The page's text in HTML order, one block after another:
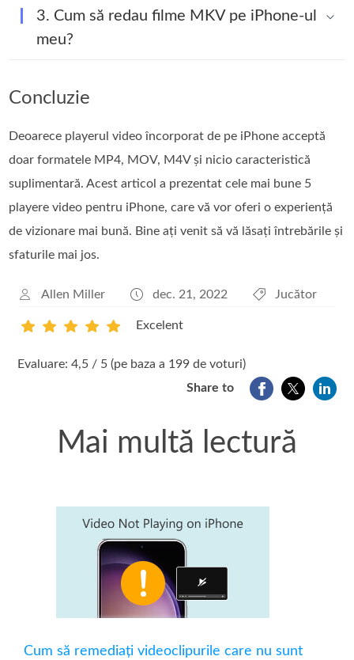
3. Cum să redau filme MKV pe iPhone-ul
meu?
Concluzie
Deoarece playerul video încorporat de pe iPhone acceptă
doar formatele MP4, MOV, M4V și nicio caracteristică
suplimentară. Acest articol a prezentat cele mai bune 5
playere video pentru iPhone, care vă vor oferi o experiență
de vizionare mai bună. Bine ați venit să vă lăsați întrebările și
sfaturile mai jos.
Allen Miller dec. 21, 2022 Jucător
Excelent
Evaluare: 4,5 / 5 (pe baza a 199 de voturi)
Share to
Mai multă lectură
Cum să remediați videoclipurile care nu sunt